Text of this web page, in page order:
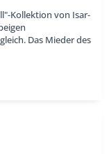
Kollektion von Isar-
Das Mieder des